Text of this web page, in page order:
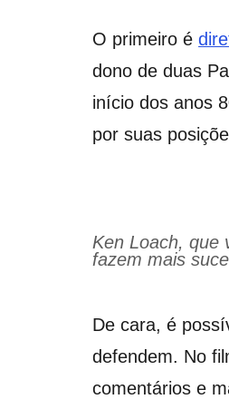
O primeiro é
dono de duas
início dos anos
por suas
Ken Loach, que
fazem mais
De cara, é
defendem. No
comentários e